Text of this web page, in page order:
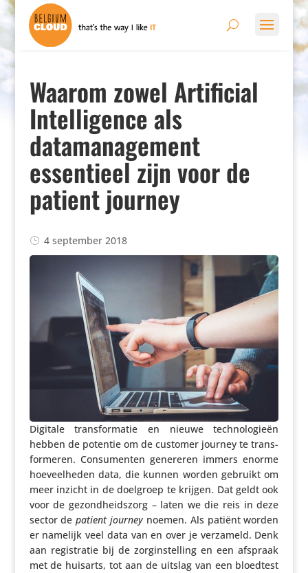
Waarom zowel Artificial
Intelligence als
datamanagement
essentieel zijn voor de
patient journey
4 september 2018
Digitale trans­for­matie en nieuwe tech­no­lo­gieën
hebben de potentie om de customer journey te trans­
for­meren. Consu­menten genereren immers enorme
hoeveel­heden data, die kunnen worden gebruikt om
meer inzicht in de doelgroep te krijgen. Dat geldt ook
voor de gezond­heids­zorg – laten we die reis in deze
sector depatient journey noemen. Als patiënt worden
er namelijk veel data van en over je verzameld. Denk
aan regi­stratie bij de zorg­in­stel­ling en een afspraak
met de huisarts, tot aan de uitslag van een bloedtest